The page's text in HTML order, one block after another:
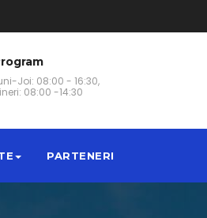
Joi: 08:00 - 16:30,
08:00 -14:30
PARTENERI